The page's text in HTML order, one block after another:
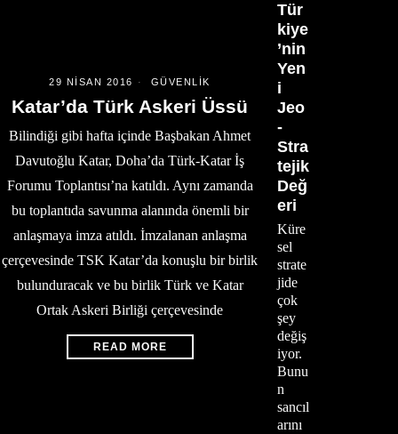
29 NISAN 2016 GÜVENLIK
Katar’da Türk Askeri Üssü
Bilindiği gibi hafta içinde Başbakan Ahmet
Davutoğlu Katar, Doha’da Türk-Katar İş
Forumu Toplantısı’na katıldı. Aynı zamanda
bu toplantıda savunma alanında önemli bir
anlaşmaya imza atıldı. İmzalanan anlaşma
çerçevesinde TSK Katar’da konuşlu bir birlik
bulunduracak ve bu birlik Türk ve Katar
Ortak Askeri Birliği çerçevesinde
READ MORE
Tür
kiye
’nin
Yen
i
Jeo
-
Stra
tejik
Değ
eri
Küre
sel
strate
jide
çok
şey
değiş
iyor.
Bunu
n
sancıl
arını